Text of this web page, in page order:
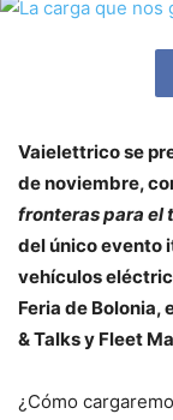
Vaielettrico se
de noviembre,
fronteras para el
del único evento
vehículos
Feria de Bolonia,
& Talks y Fleet
¿Cómo